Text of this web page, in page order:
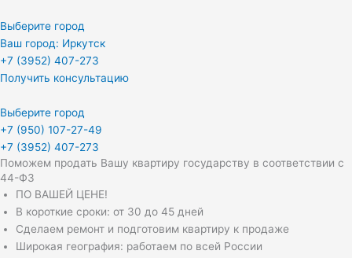
Выберите город
Ваш город: Иркутск
+7 (3952) 407-273
Получить консультацию
Выберите город
+7 (950) 107-27-49
+7 (3952) 407-273
Поможем продать Вашу квартиру государству в соответствии с
44-ФЗ
ПО ВАШЕЙ ЦЕНЕ!
В короткие сроки: от 30 до 45 дней
Сделаем ремонт и подготовим квартиру к продаже
Широкая география: работаем по всей России